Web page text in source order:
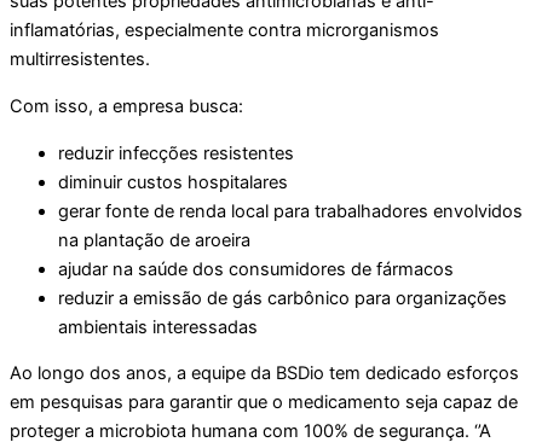
inflamatórias, especialmente contra microrganismos
multirresistentes.
Com isso, a empresa busca:
reduzir infecções resistentes
diminuir custos hospitalares
gerar fonte de renda local para trabalhadores envolvidos
na plantação de aroeira
ajudar na saúde dos consumidores de fármacos
reduzir a emissão de gás carbônico para organizações
ambientais interessadas
Ao longo dos anos, a equipe da BSDio tem dedicado esforços
em pesquisas para garantir que o medicamento seja capaz de
proteger a microbiota humana com 100% de segurança. ‘’A